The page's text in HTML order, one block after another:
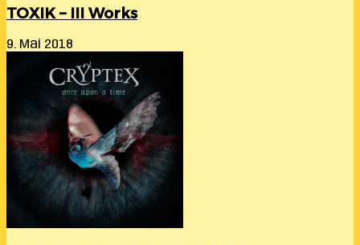
TOXIK – III Works
9. Mai 2018